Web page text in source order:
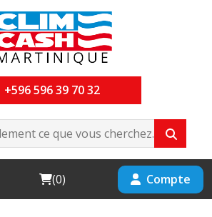
+596 596 39 70 32
Cart
(0) Compte